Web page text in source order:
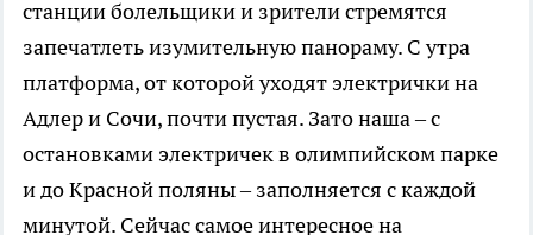
станции болельщики и зрители стремятся
запечатлеть изумительную панораму. С утра
платформа, от которой уходят электрички на
Адлер и Сочи, почти пустая. Зато наша – с
остановками электричек в олимпийском парке
и до Красной поляны – заполняется с каждой
минутой. Сейчас самое интересное на